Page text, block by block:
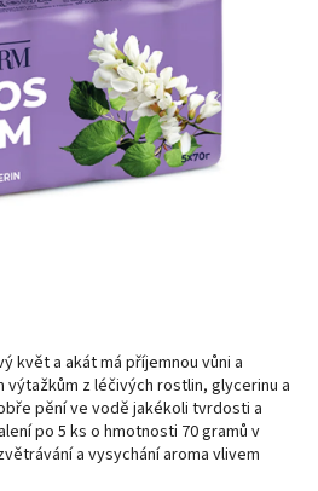
květ a akát má příjemnou vůni a
z léčivých rostlin, glycerinu a
pění ve vodě jakékoli tvrdosti a
po 5 ks o hmotnosti 70 gramů v
a vysychání aroma vlivem